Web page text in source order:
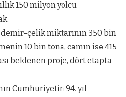
150 milyon yolcu
çelik miktarının 350 bin
10 bin tona, camın ise 415
beklenen proje, dört etapta
Cumhuriyetin 94. yıl